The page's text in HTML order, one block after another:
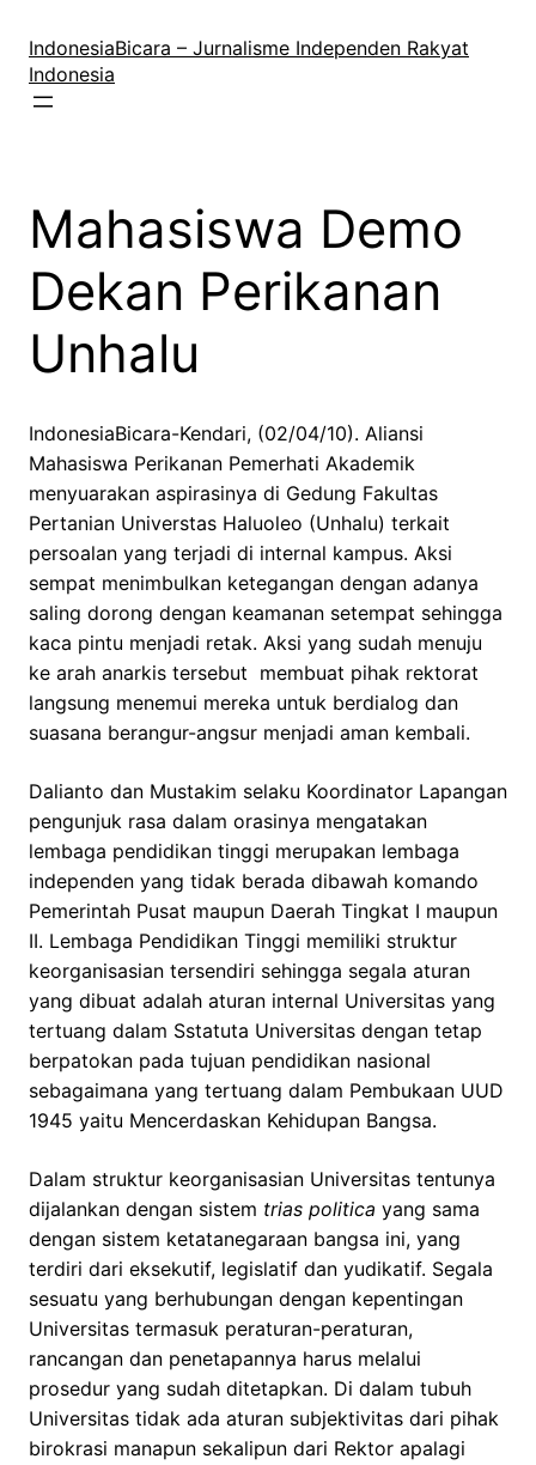
konten
IndonesiaBicara – Jurnalisme Independen Rakyat
Indonesia
Mahasiswa Demo
Dekan Perikanan
Unhalu
IndonesiaBicara-Kendari, (02/04/10). Aliansi
Mahasiswa Perikanan Pemerhati Akademik
menyuarakan aspirasinya di Gedung Fakultas
Pertanian Universtas Haluoleo (Unhalu) terkait
persoalan yang terjadi di internal kampus. Aksi
sempat menimbulkan ketegangan dengan adanya
saling dorong dengan keamanan setempat sehingga
kaca pintu menjadi retak. Aksi yang sudah menuju
ke arah anarkis tersebut membuat pihak rektorat
langsung menemui mereka untuk berdialog dan
suasana berangur-angsur menjadi aman kembali.
Dalianto dan Mustakim selaku Koordinator Lapangan
pengunjuk rasa dalam orasinya mengatakan
lembaga pendidikan tinggi merupakan lembaga
independen yang tidak berada dibawah komando
Pemerintah Pusat maupun Daerah Tingkat I maupun
II. Lembaga Pendidikan Tinggi memiliki struktur
keorganisasian tersendiri sehingga segala aturan
yang dibuat adalah aturan internal Universitas yang
tertuang dalam Sstatuta Universitas dengan tetap
berpatokan pada tujuan pendidikan nasional
sebagaimana yang tertuang dalam Pembukaan UUD
1945 yaitu Mencerdaskan Kehidupan Bangsa.
Dalam struktur keorganisasian Universitas tentunya
dijalankan dengan sistem trias politica yang sama
dengan sistem ketatanegaraan bangsa ini, yang
terdiri dari eksekutif, legislatif dan yudikatif. Segala
sesuatu yang berhubungan dengan kepentingan
Universitas termasuk peraturan-peraturan,
rancangan dan penetapannya harus melalui
prosedur yang sudah ditetapkan. Di dalam tubuh
Universitas tidak ada aturan subjektivitas dari pihak
birokrasi manapun sekalipun dari Rektor apalagi